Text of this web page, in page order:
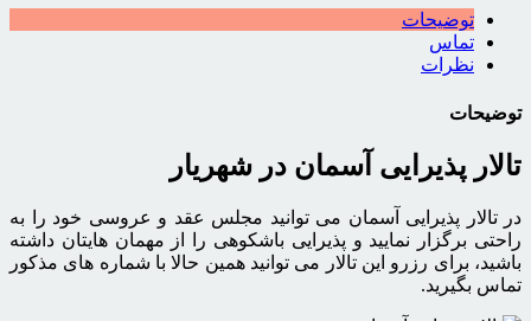
توضیحات
تماس
نظرات
توضیحات
تالار پذیرایی آسمان در شهریار
در تالار پذیرایی آسمان می توانید مجلس عقد و عروسی خود را به
راحتی برگزار نمایید و پذیرایی باشکوهی را از مهمان هایتان داشته
باشید، برای رزرو این تالار می توانید همین حالا با شماره های مذکور
تماس بگیرید.